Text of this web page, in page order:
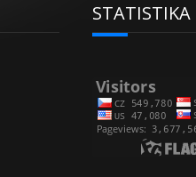
STATISTIKA